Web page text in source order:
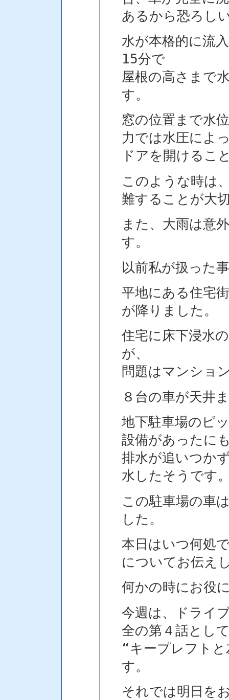
あるから恐ろし
水が本格的に流
15分で
屋根の高さまで
す。
窓の位置まで水
力では水圧によ
ドアを開けるこ
このような時は
難することが大
また、大雨は意
す。
以前私が扱った
平地にある住宅
が降りました。
住宅に床下浸水
が、
問題はマンショ
８台の車が天井
地下駐車場のピ
設備があったに
排水が追いつか
水したそうです
この駐車場の車
した。
本日はいつ何処
についてお伝え
何かの時にお役
今週は、ドライ
全の第４話とし
“キープレフト
す。
それでは明日を